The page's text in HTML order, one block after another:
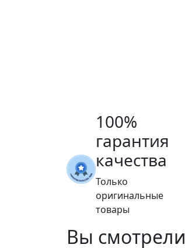
100%
гарантия
качества
Только
оригинальные
товары
Вы смотрели